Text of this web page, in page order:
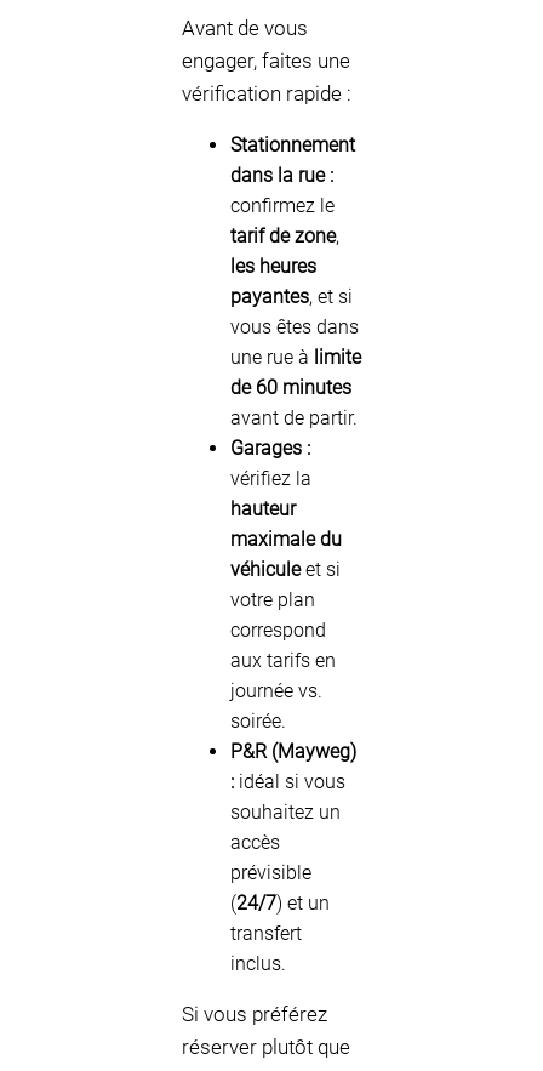
Avant de vous
engager, faites une
vérification rapide :
Stationnement
dans la rue :
confirmez le
tarif de zone,
les heures
payantes, et si
vous êtes dans
une rue à limite
de 60 minutes
avant de partir.
Garages :
vérifiez la
hauteur
maximale du
véhiculeet si
votre plan
correspond
aux tarifs en
journée vs.
soirée.
P&R (Mayweg)
: idéal si vous
souhaitez un
accès
prévisible
(24/7) et un
transfert
inclus.
Si vous préférez
réserver plutôt que